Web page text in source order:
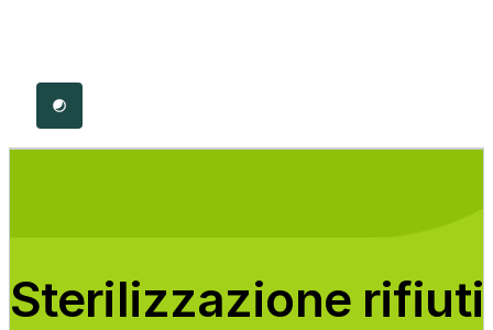
Dark Mode
Sterilizzazione